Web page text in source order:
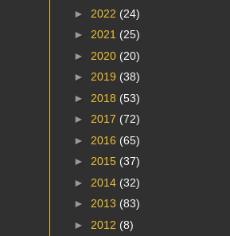
► 2022 (24)
► 2021 (25)
► 2020 (20)
► 2019 (38)
► 2018 (53)
► 2017 (72)
► 2016 (65)
► 2015 (37)
► 2014 (32)
► 2013 (83)
► 2012 (8)